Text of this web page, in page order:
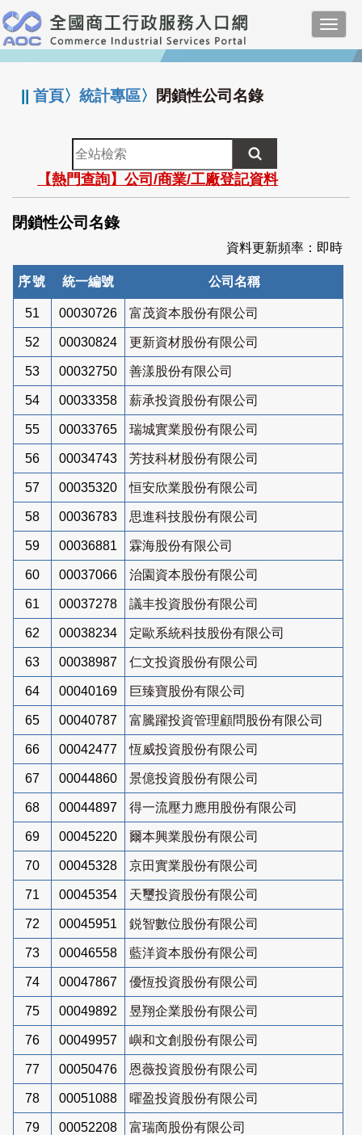
跳
到
主
要
:::
||首頁〉統計專區〉 閉鎖性公司名錄
全
站
檢
索
【熱門查詢】公司/商業/工廠登記資料
閉鎖性公司名錄
資料更新頻率：即時
序號 統一編號 公司名稱
51 00030726 富茂資本股份有限公司
52 00030824 更新資材股份有限公司
53 00032750 善漾股份有限公司
54 00033358 薪承投資股份有限公司
55 00033765 瑞城實業股份有限公司
56 00034743 芳技科材股份有限公司
57 00035320 恒安欣業股份有限公司
58 00036783 思進科技股份有限公司
59 00036881 霖海股份有限公司
60 00037066 治園資本股份有限公司
61 00037278 議丰投資股份有限公司
62 00038234 定歐系統科技股份有限公司
63 00038987 仁文投資股份有限公司
64 00040169 巨臻寶股份有限公司
65 00040787 富騰躍投資管理顧問股份有限公司
66 00042477 恆威投資股份有限公司
67 00044860 景億投資股份有限公司
68 00044897 得一流壓力應用股份有限公司
69 00045220 爾本興業股份有限公司
70 00045328 京田實業股份有限公司
71 00045354 天璽投資股份有限公司
72 00045951 鋭智數位股份有限公司
73 00046558 藍洋資本股份有限公司
74 00047867 優恆投資股份有限公司
75 00049892 昱翔企業股份有限公司
76 00049957 嶼和文創股份有限公司
77 00050476 恩薇投資股份有限公司
78 00051088 曜盈投資股份有限公司
79 00052208 富瑞啇股份有限公司